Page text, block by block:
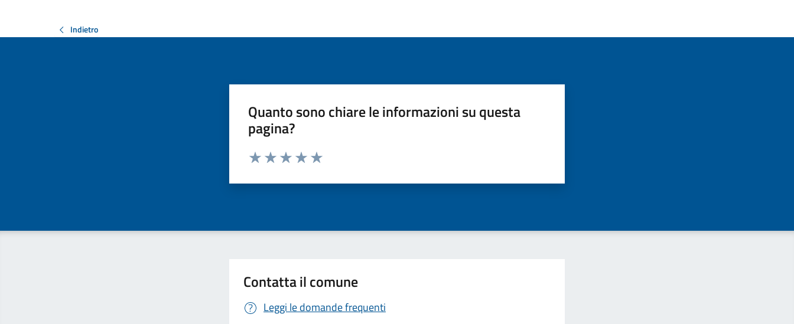
Indietro
Quanto sono chiare le informazioni su questa
pagina?
Valuta da 1 a 5 stelle la pagina
Contatta il comune
Leggi le domande frequenti